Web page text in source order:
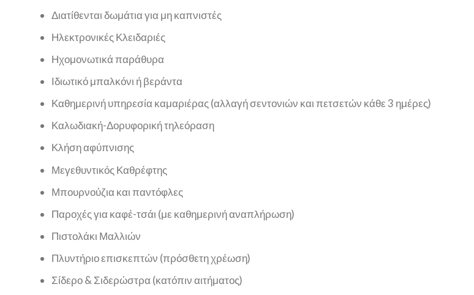
Διατίθενται δωμάτια για μη καπνιστές
Ηλεκτρονικές Κλειδαριές
Ηχομονωτικά παράθυρα
Ιδιωτικό μπαλκόνι ή βεράντα
Καθημερινή υπηρεσία καμαριέρας (αλλαγή σεντονιών και πετσετών κάθε 3 ημέρες)
Καλωδιακή-Δορυφορική τηλεόραση
Κλήση αφύπνισης
Μεγεθυντικός Καθρέφτης
Μπουρνούζια και παντόφλες
Παροχές για καφέ-τσάι (με καθημερινή αναπλήρωση)
Πιστολάκι Μαλλιών
Πλυντήριο επισκεπτών (πρόσθετη χρέωση)
Σίδερο & Σιδερώστρα (κατόπιν αιτήματος)